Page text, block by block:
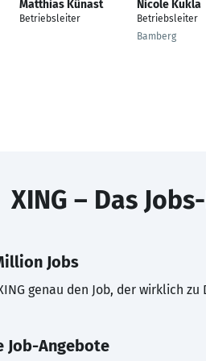
Matthias Künast
Betriebsleiter
Nicole Kukla
Betriebsleiter
Bamberg
XING – Das
Jobs
genau den Job, der wirklich zu
Job-Angebote